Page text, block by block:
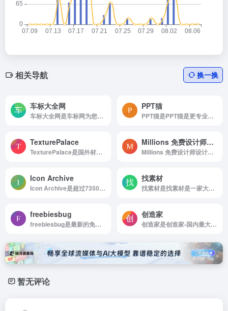
相关导航 换一换
车标大全网
车标大全网是车标网为您提供名车标志、豪车标志、跑车标志、国产车标志等所有品牌的汽车标志图片及名称大全，认识了解汽车标志图片及名称就来车标志网。
PPT猫
PPT猫是PPT猫是更专业的PPT模板下载网，在这里，买家找PPT更方便，设计师卖PPT更赚钱！
TexturePalace
TexturePalace是国外材质分享站
Millions 免费设计师设计素材库
Millions 免费设计师设计素材库是Millions 免费设计师设计素材...
Icon Archive
Icon Archive是超过735000个免费图标
找素材
找素材是找素材是一家大型综合设计类素材网站。
freebiesbug
freebiesbug是最新的免费设计资源
创造家
创造家是创造家-国内最大的AR资源平台|3D模型库。
暂无评论